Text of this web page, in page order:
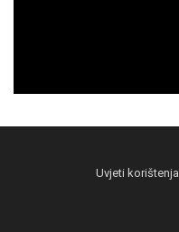
Uvjeti korištenja